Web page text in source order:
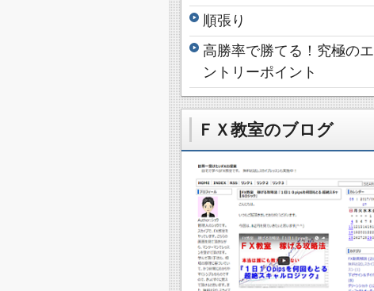
順張り
高勝率で勝てる！究極のエ
ントリーポイント
ＦＸ教室のブログ